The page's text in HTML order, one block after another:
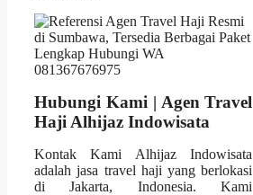
Hubungi Kami | Agen Travel
Haji Alhijaz Indowisata
Kontak Kami Alhijaz Indowisata
adalah jasa travel haji yang berlokasi
di Jakarta, Indonesia. Kami